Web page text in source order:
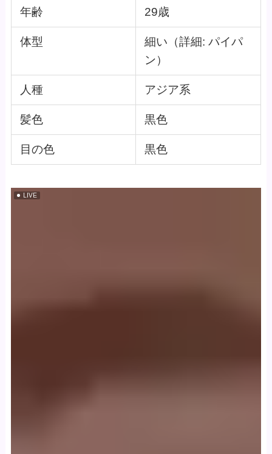
年齢 29歳
体型
細い（詳細: パイパ
ン）
人種 アジア系
髪色 黒色
目の色 黒色